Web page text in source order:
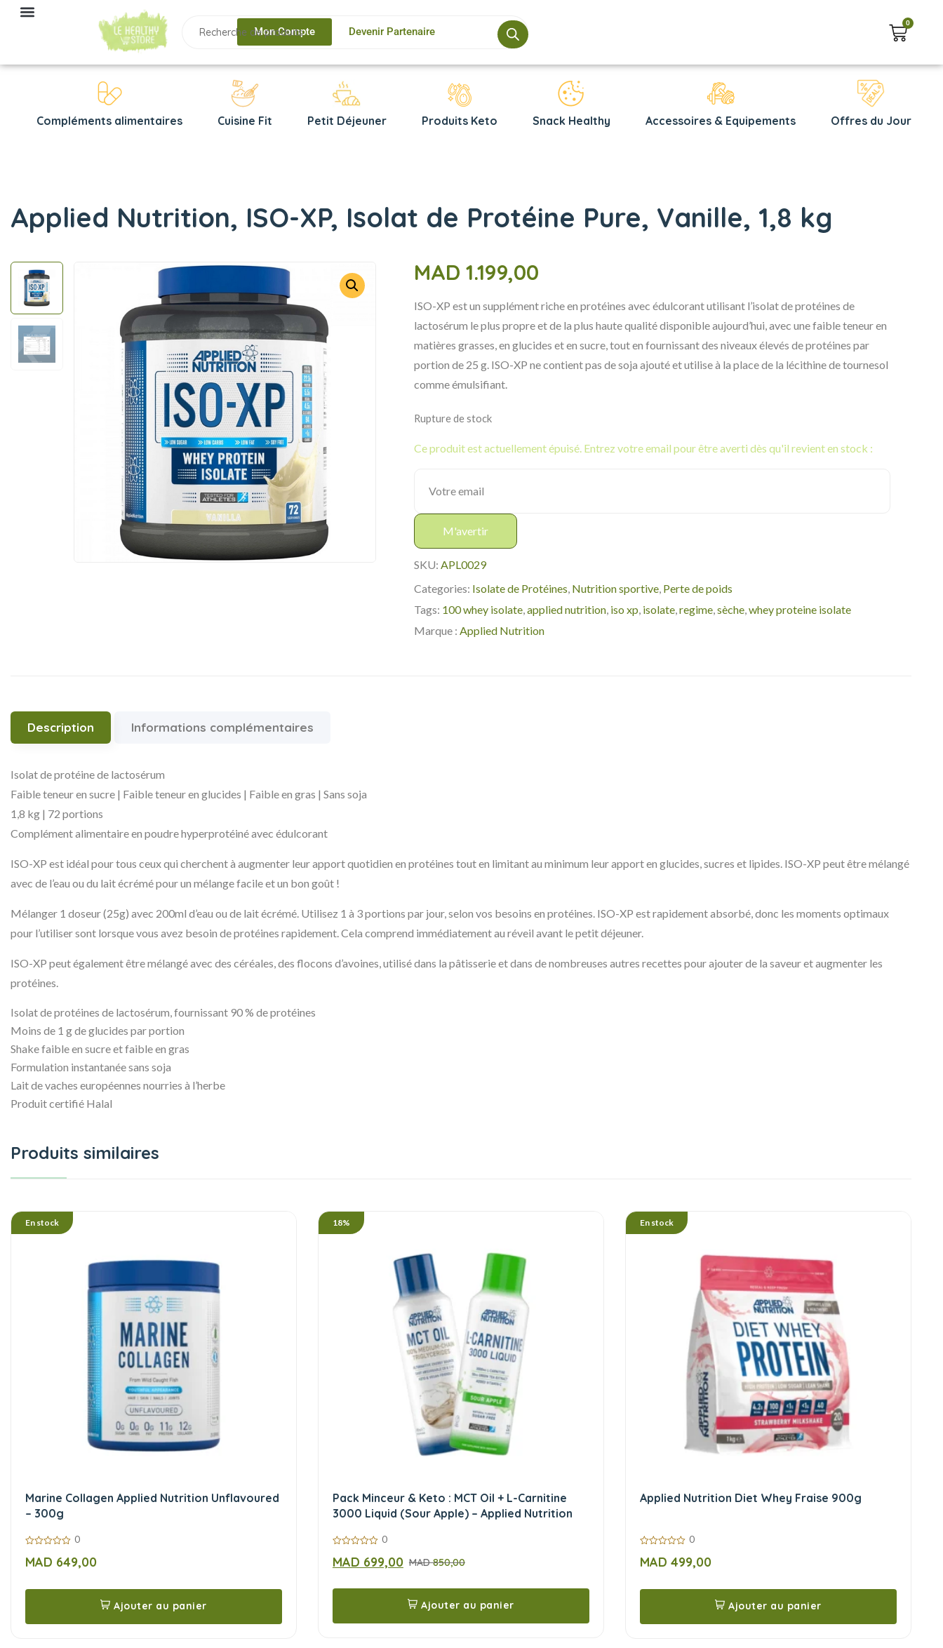
Mon Compte Devenir Partenaire
0
Compléments alimentaires Cuisine Fit Petit Déjeuner Produits Keto Snack Healthy Accessoires & Equipements Offres du Jour
Applied Nutrition, ISO-XP, Isolat de Protéine Pure, Vanille, 1,8 kg
MAD 1.199,00
ISO-XP est un supplément riche en protéines avec édulcorant utilisant l’isolat de protéines de
lactosérum le plus propre et de la plus haute qualité disponible aujourd’hui, avec une faible teneur en
matières grasses, en glucides et en sucre, tout en fournissant des niveaux élevés de protéines par
portion de 25 g. ISO-XP ne contient pas de soja ajouté et utilise à la place de la lécithine de tournesol
comme émulsifiant.
Rupture de stock
Ce produit est actuellement épuisé. Entrez votre email pour être averti dès qu'il revient en stock :
M'avertir
SKU: APL0029
Categories: Isolate de Protéines Nutrition sportive Perte de poids
Tags: 100 whey isolate applied nutrition iso xp isolate regime sèche whey proteine isolate
Marque : Applied Nutrition
Description Informations complémentaires
Isolat de protéine de lactosérum
Faible teneur en sucre | Faible teneur en glucides | Faible en gras | Sans soja
1,8 kg | 72 portions
Complément alimentaire en poudre hyperprotéiné avec édulcorant
ISO-XP est idéal pour tous ceux qui cherchent à augmenter leur apport quotidien en protéines tout en limitant au minimum leur apport en glucides, sucres et lipides. ISO-XP peut être mélangé
avec de l’eau ou du lait écrémé pour un mélange facile et un bon goût !
Mélanger 1 doseur (25g) avec 200ml d’eau ou de lait écrémé. Utilisez 1 à 3 portions par jour, selon vos besoins en protéines. ISO-XP est rapidement absorbé, donc les moments optimaux
pour l’utiliser sont lorsque vous avez besoin de protéines rapidement. Cela comprend immédiatement au réveil avant le petit déjeuner.
ISO-XP peut également être mélangé avec des céréales, des flocons d’avoines, utilisé dans la pâtisserie et dans de nombreuses autres recettes pour ajouter de la saveur et augmenter les
protéines.
Isolat de protéines de lactosérum, fournissant 90 % de protéines
Moins de 1 g de glucides par portion
Shake faible en sucre et faible en gras
Formulation instantanée sans soja
Lait de vaches européennes nourries à l’herbe
Produit certifié Halal
Produits similaires
En stock
Marine Collagen Applied Nutrition Unflavoured
– 300g
sur
5
0
MAD 649,00
Ajouter au panier
18%
Pack Minceur & Keto : MCT Oil + L-Carnitine
3000 Liquid (Sour Apple) – Applied Nutrition
sur
5
0
MAD850,00
MAD 699,00
Ajouter au panier
En stock
Applied Nutrition Diet Whey Fraise 900g
sur
5
0
MAD 499,00
Ajouter au panier